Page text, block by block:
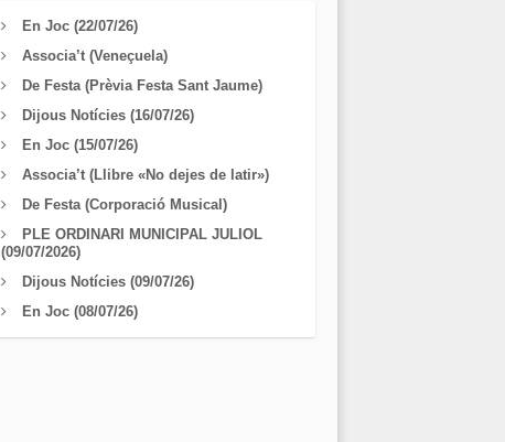
En Joc (22/07/26)
Associa’t (Veneçuela)
De Festa (Prèvia Festa Sant Jaume)
Dijous Notícies (16/07/26)
En Joc (15/07/26)
Associa’t (Llibre «No dejes de latir»)
De Festa (Corporació Musical)
PLE ORDINARI MUNICIPAL JULIOL
(09/07/2026)
Dijous Notícies (09/07/26)
En Joc (08/07/26)